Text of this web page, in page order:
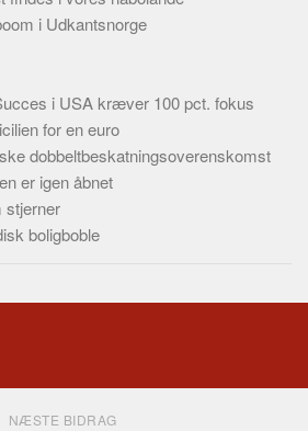
i Udkantsnorge
i USA kræver 100 pct. fokus
for en euro
dobbeltbeskatningsoverenskomst
er igen åbnet
stjerner
boligboble
NÆSTE BIDRAG